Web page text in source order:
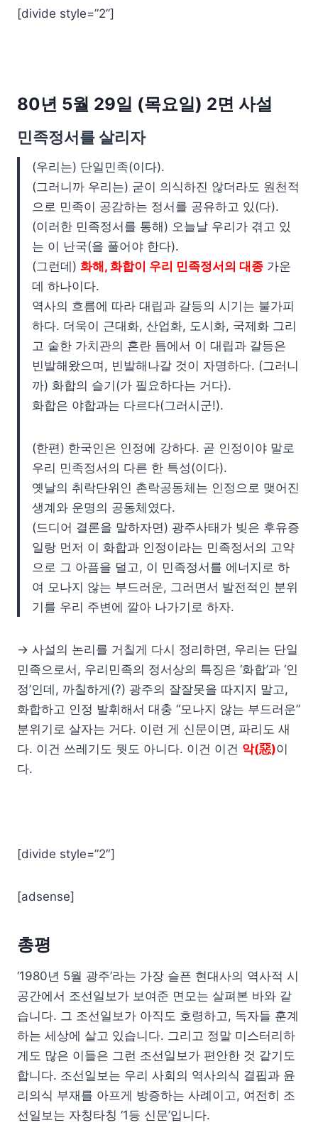
[divide style=”2”]
80년 5월 29일 (목요일) 2면 사설
민족정서를 살리자
(우리는) 단일민족(이다).
(그러니까 우리는) 굳이 의식하진 않더라도 원천적
으로 민족이 공감하는 정서를 공유하고 있(다).
(이러한 민족정서를 통해) 오늘날 우리가 겪고 있
는 이 난국(을 풀어야 한다).
(그런데) 화해, 화합이 우리 민족정서의 대종 가운
데 하나이다.
역사의 흐름에 따라 대립과 갈등의 시기는 불가피
하다. 더욱이 근대화, 산업화, 도시화, 국제화 그리
고 숱한 가치관의 혼란 틈에서 이 대립과 갈등은
빈발해왔으며, 빈발해나갈 것이 자명하다. (그러니
까) 화합의 슬기(가 필요하다는 거다).
화합은 야합과는 다르다(그러시군!).
(한편) 한국인은 인정에 강하다. 곧 인정이야 말로
우리 민족정서의 다른 한 특성(이다).
옛날의 취락단위인 촌락공동체는 인정으로 맺어진
생계와 운명의 공동체였다.
(드디어 결론을 말하자면) 광주사태가 빚은 후유증
일랑 먼저 이 화합과 인정이라는 민족정서의 고약
으로 그 아픔을 덜고, 이 민족정서를 에너지로 하
여 모나지 않는 부드러운, 그러면서 발전적인 분위
기를 우리 주변에 깔아 나가기로 하자.
→ 사설의 논리를 거칠게 다시 정리하면, 우리는 단일
민족으로서, 우리민족의 정서상의 특징은 ‘화합’과 ‘인
정’인데, 까칠하게(?) 광주의 잘잘못을 따지지 말고,
화합하고 인정 발휘해서 대충 “모나지 않는 부드러운”
분위기로 살자는 거다. 이런 게 신문이면, 파리도 새
다. 이건 쓰레기도 뭣도 아니다. 이건 이건 악(惡)이
다.
[divide style=”2″]
[adsense]
총평
‘1980년 5월 광주’라는 가장 슬픈 현대사의 역사적 시
공간에서 조선일보가 보여준 면모는 살펴본 바와 같
습니다. 그 조선일보가 아직도 호령하고, 독자들 훈계
하는 세상에 살고 있습니다. 그리고 정말 미스터리하
게도 많은 이들은 그런 조선일보가 편안한 것 같기도
합니다. 조선일보는 우리 사회의 역사의식 결핍과 윤
리의식 부재를 아프게 방증하는 사례이고, 여전히 조
선일보는 자칭타칭 ‘1등 신문’입니다.